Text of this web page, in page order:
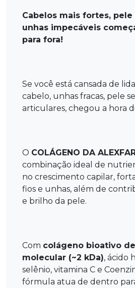
Cabelos mais fortes,
unhas impecáveis
para fora!
Se você está cansada de
cabelo, unhas fracas, pele
articulares, chegou a hora
O COLÁGENO DA
combinação ideal de
no crescimento capilar,
fios e unhas, além de
e brilho da pele.
Com colágeno bioativo
molecular (~2 kDa), ácido
selênio, vitamina C e
fórmula atua de dentro